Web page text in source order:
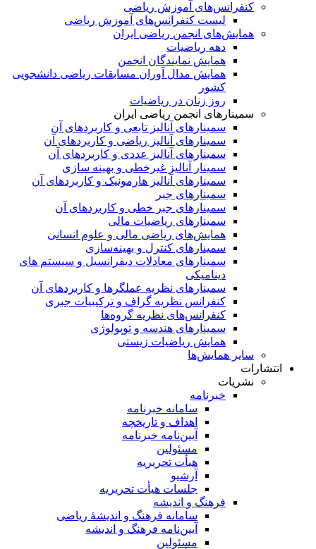
کنفرانس‌های آموزش ریاضی
لیست کنفرانس‌های آموزش ریاضی
همایش‌های انجمن ریاضی ایران
دهه ریاضیات
همایش نمایندگان انجمن
همایش مدال آوران مسابقات ریاضی دانشجویی
کشور
روز زنان در ریاضیات
سمینارهای انجمن ریاضی ایران
سمینارهای آنالیز تابعی و کاربردهای آن
سمینارهای آنالیز ریاضی و کاربردهای آن
سمینارهای آنالیز عددی و کاربردهای آن
سمینار آنالیز غیرخطی و بهینه سازی
سمینارهای آنالیز هارمونیک و کاربردهای آن
سمینار‌های جبر
سمینارهای جبر خطی و کاربردهای آن
سمینار‌های ریاضیات مالی
همایش‌های ریاضی مالی و علوم انسانی
سمینارهای کنترل و بهینه‌سازی
سمینارهای معادلات دیفرانسیل و سیستم های
دینامیکی
سمینار‌های نظریه عملگرها و کاربردهای آن
کنفرانس نظریه گراف و ترکیبیات جبری
کنفرانس‌های نظریه گروه‌ها
سمینار‌های هندسه و توپولوژی
همایش ریاضیات زیستی
سایر همایش‌ها
انتشارات
نشریات
خبرنامه
سامانه خبرنامه
اهداف و تاریخچه
آیین‌نامه خبرنامه
مسئولین
هیأت تحریریه
آرشیو
جلسات هیأت تحریریه
فرهنگ و اندیشه
سامانه فرهنگ و اندیشۀ ریاضی
آیین‌نامه فرهنگ و اندیشه
مسئولین